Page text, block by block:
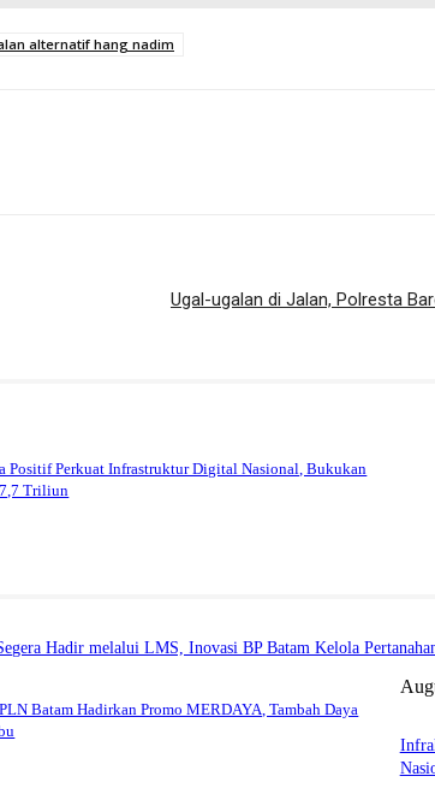
alternatif hang nadim
Ugal-ugalan di Jalan, Polresta
Positif Perkuat Infrastruktur Digital Nasional, Bukukan
Triliun
Batam Hadirkan Promo MERDAYA, Tambah Daya
Hadir melalui LMS, Inovasi BP Batam Kelola